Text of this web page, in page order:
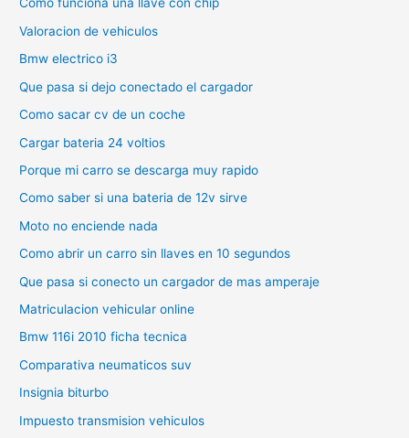
Como funciona una llave con chip
Valoracion de vehiculos
Bmw electrico i3
Que pasa si dejo conectado el cargador
Como sacar cv de un coche
Cargar bateria 24 voltios
Porque mi carro se descarga muy rapido
Como saber si una bateria de 12v sirve
Moto no enciende nada
Como abrir un carro sin llaves en 10 segundos
Que pasa si conecto un cargador de mas amperaje
Matriculacion vehicular online
Bmw 116i 2010 ficha tecnica
Comparativa neumaticos suv
Insignia biturbo
Impuesto transmision vehiculos